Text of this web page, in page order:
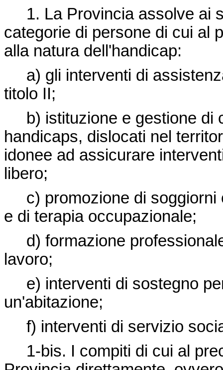
1. La Provincia assolve ai
categorie di persone di cui al
alla natura dell'handicap:
a) gli interventi di
titolo II;
b) istituzione e gestione di
handicaps, dislocati nel
idonee ad assicurare
libero;
c) promozione di soggiorni
e di terapia occupazionale;
d) formazione
lavoro;
e) interventi di sostegno
un'abitazione;
f) interventi di servizio
1-bis. I compiti di cui al